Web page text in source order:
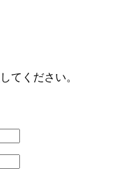
してください。